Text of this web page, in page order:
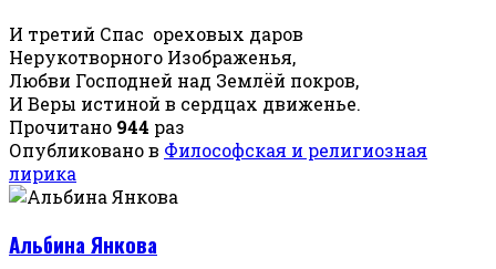
И третий Спас ореховых даров
Нерукотворного Изображенья,
Любви Господней над Землёй покров,
И Веры истиной в сердцах движенье.
Прочитано 944 раз
Опубликовано в Философская и религиозная
лирика
Альбина Янкова